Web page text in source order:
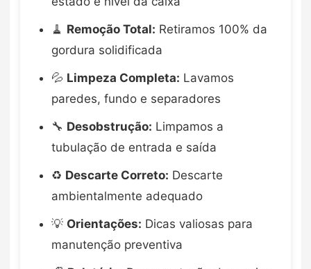
🧹 Remoção Total: Retiramos 100% da
gordura solidificada
💦 Limpeza Completa: Lavamos
paredes, fundo e separadores
🔧 Desobstrução: Limpamos a
tubulação de entrada e saída
♻️ Descarte Correto: Descarte
ambientalmente adequado
💡 Orientações: Dicas valiosas para
manutenção preventiva